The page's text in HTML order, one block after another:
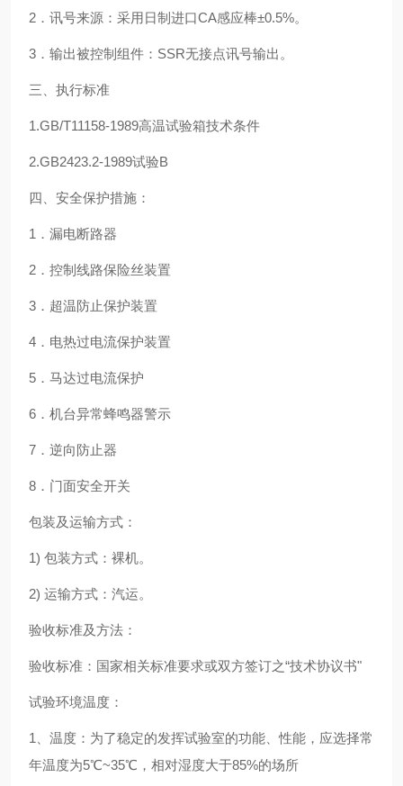
2．讯号来源：采用日制进口CA感应棒±0.5%。
3．输出被控制组件：SSR无接点讯号输出。
三、执行标准
1.GB/T11158-1989高温试验箱技术条件
2.GB2423.2-1989试验B
四、安全保护措施：
1．漏电断路器
2．控制线路保险丝装置
3．超温防止保护装置
4．电热过电流保护装置
5．马达过电流保护
6．机台异常蜂鸣器警示
7．逆向防止器
8．门面安全开关
包装及运输方式：
1) 包装方式：裸机。
2) 运输方式：汽运。
验收标准及方法：
验收标准：国家相关标准要求或双方签订之“技术协议书"
试验环境温度：
1
、温度：为了稳定的发挥试验室的功能、性能，应选择常
年温度为5℃~35℃，相对湿度大于85%的场所